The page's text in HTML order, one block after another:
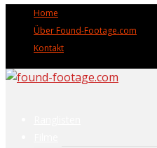
Home
Über Found-Footage.com
Kontakt